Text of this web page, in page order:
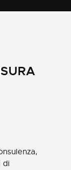
di